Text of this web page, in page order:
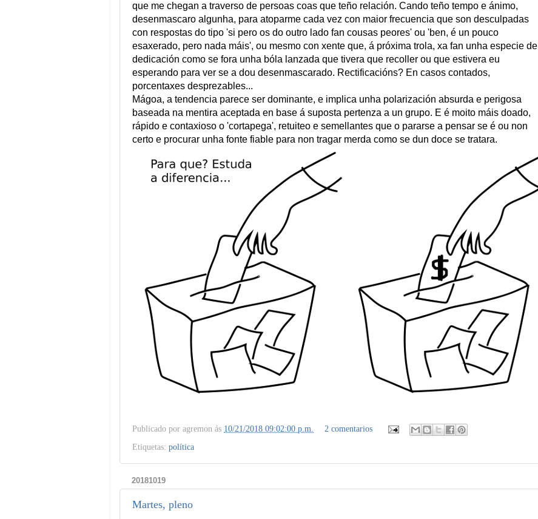
que me chegan a traverso de persoas coas que teño relación. Cando teño tempo e ánimo,
desenmascaro algunha, para atoparme cada vez con maior frecuencia que son desculpadas
con respostas do tipo 'si pero os do outro lado fan cousas peores' ou 'ben, é un pouco
esaxerado, pero nada máis', ou mesmo con xente que, á próxima trola, xa fan unha especie de
dedicación como se fora unha bóla lanzada que tivera que recoller ou que estivera eu
esperando para ver se a dou desenmascarado. Rectificacións? En casos contados,
porcentaxes desprezables...
Mágoa, a tendencia parece ser dominante, e implica unha polarización absurda e perigosa
baseada na mentira aceptada en base á suposta pertenza a un grupo. E é moito máis doado,
rápido e contaxioso o 'cortapega', retuiteo e semellantes que o pararse a pensar se é ou non
certo e procurar unha fonte fiable para non tragar merda como se dun doce se tratara.
Publicado por agremon ás 10/21/2018 09:02:00 p.m.
2 comentarios
Etiquetas: política
20181019
Martes, pleno